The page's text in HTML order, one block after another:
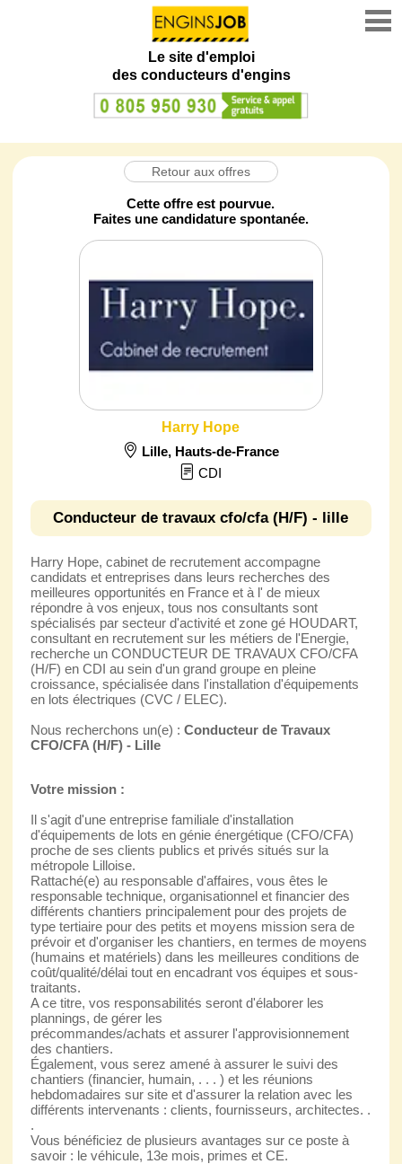
Le site d'emploi
des conducteurs d'engins
Retour aux offres
Cette offre est pourvue.
Faites une candidature spontanée.
Harry Hope
Lille, Hauts-de-France
CDI
Conducteur de travaux cfo/cfa (H/F) - lille
Harry Hope, cabinet de recrutement accompagne
candidats et entreprises dans leurs recherches des
meilleures opportunités en France et à l' de mieux
répondre à vos enjeux, tous nos consultants sont
spécialisés par secteur d'activité et zone gé HOUDART,
consultant en recrutement sur les métiers de l'Energie,
recherche un CONDUCTEUR DE TRAVAUX CFO/CFA
(H/F) en CDI au sein d'un grand groupe en pleine
croissance, spécialisée dans l'installation d'équipements
en lots électriques (CVC / ELEC).
Nous recherchons un(e) : Conducteur de Travaux
CFO/CFA (H/F) - Lille
Votre mission :
Il s'agit d'une entreprise familiale d'installation
d'équipements de lots en génie énergétique (CFO/CFA)
proche de ses clients publics et privés situés sur la
métropole Lilloise.
Rattaché(e) au responsable d'affaires, vous êtes le
responsable technique, organisationnel et financier des
différents chantiers principalement pour des projets de
type tertiaire pour des petits et moyens mission sera de
prévoir et d'organiser les chantiers, en termes de moyens
(humains et matériels) dans les meilleures conditions de
coût/qualité/délai tout en encadrant vos équipes et sous-
traitants.
A ce titre, vos responsabilités seront d'élaborer les
plannings, de gérer les
précommandes/achats et assurer l'approvisionnement
des chantiers.
Également, vous serez amené à assurer le suivi des
chantiers (financier, humain, . . . ) et les réunions
hebdomadaires sur site et d'assurer la relation avec les
différents intervenants : clients, fournisseurs, architectes. .
.
Vous bénéficiez de plusieurs avantages sur ce poste à
savoir : le véhicule, 13e mois, primes et CE.